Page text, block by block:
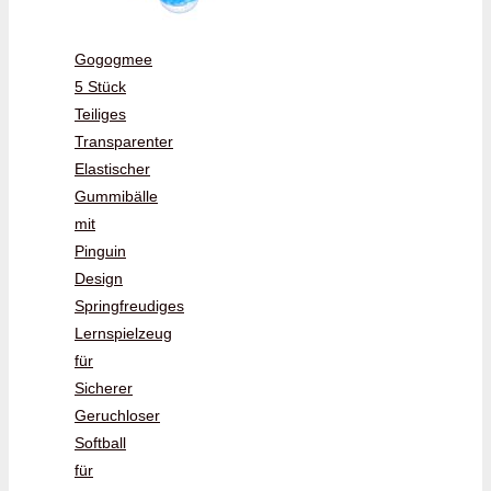
Gogogmee
5 Stück
Teiliges
Transparenter
Elastischer
Gummibälle
mit
Pinguin
Design
Springfreudiges
Lernspielzeug
für
Sicherer
Geruchloser
Softball
für